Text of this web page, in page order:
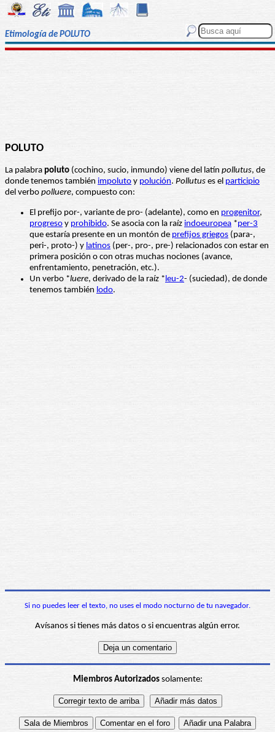
Etimología de POLUTO
POLUTO
La palabra poluto (cochino, sucio, inmundo) viene del latín pollutus, de
donde tenemos también impoluto y polución. Pollutus es el participio
del verbo polluere, compuesto con:
El prefijo por-, variante de pro- (adelante), como en progenitor,
progreso y prohibido. Se asocia con la raíz indoeuropea *per-3
que estaría presente en un montón de prefijos griegos (para-,
peri-, proto-) y latinos (per-, pro-, pre-) relacionados con estar en
primera posición o con otras muchas nociones (avance,
enfrentamiento, penetración, etc.).
Un verbo *luere, derivado de la raíz *leu-2- (suciedad), de donde
tenemos también lodo.
Si no puedes leer el texto, no uses el modo nocturno de tu navegador.
Avísanos si tienes más datos o si encuentras algún error.
Miembros Autorizadossolamente: